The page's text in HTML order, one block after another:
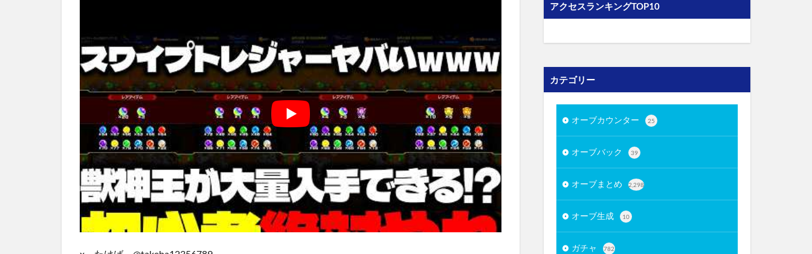
アクセスランキングTOP10
カテゴリー
オーブカウンター 25
オーブバック 39
オーブまとめ 2,298
オーブ生成 10
ガチャ 782